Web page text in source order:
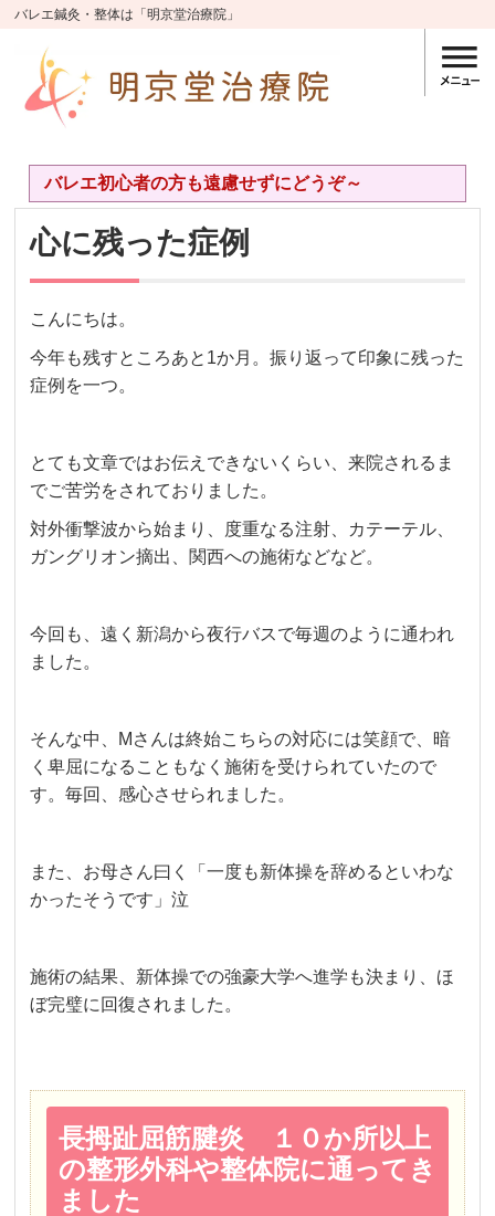
バレエ鍼灸・整体は「明京堂治療院」
バレエ初心者の方も遠慮せずにどうぞ～
心に残った症例
こんにちは。
今年も残すところあと1か月。振り返って印象に残った
症例を一つ。
とても文章ではお伝えできないくらい、来院されるま
でご苦労をされておりました。
対外衝撃波から始まり、度重なる注射、カテーテル、
ガングリオン摘出、関西への施術などなど。
今回も、遠く新潟から夜行バスで毎週のように通われ
ました。
そんな中、Mさんは終始こちらの対応には笑顔で、暗
く卑屈になることもなく施術を受けられていたので
す。毎回、感心させられました。
また、お母さん曰く「一度も新体操を辞めるといわな
かったそうです」泣
施術の結果、新体操での強豪大学へ進学も決まり、ほ
ぼ完璧に回復されました。
長拇趾屈筋腱炎 １０か所以上
の整形外科や整体院に通ってき
ました